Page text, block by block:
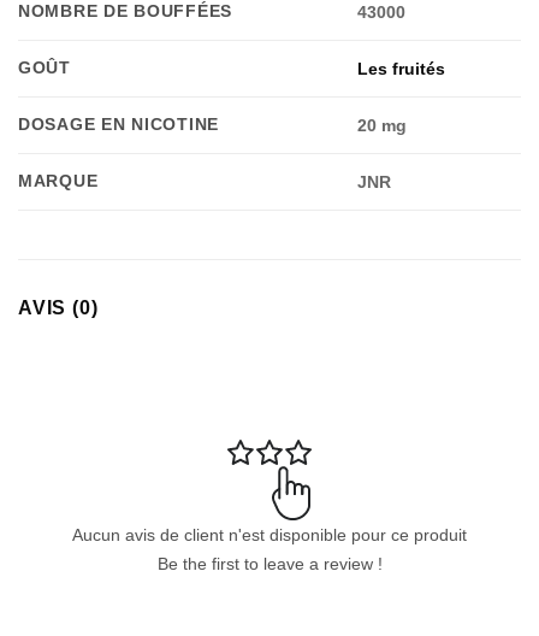
NOMBRE DE BOUFFÉES 43000
GOÛT Les fruités
DOSAGE EN NICOTINE 20 mg
MARQUE JNR
AVIS (0)
Aucun avis de client n'est disponible pour ce produit
Be the first to leave a review !